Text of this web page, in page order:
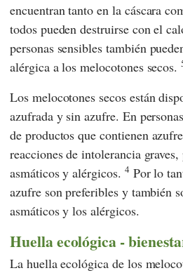
encuentran tanto en la cáscara
todos pueden destruirse con el
personas sensibles también
alérgica a los melocotones secos.
Los melocotones secos están
azufrada y sin azufre. En
de productos que contienen
reacciones de intolerancia
asmáticos y alérgicos. 4 Por lo
azufre son preferibles y también
asmáticos y los alérgicos.
Huella ecológica -
La huella ecológica de los